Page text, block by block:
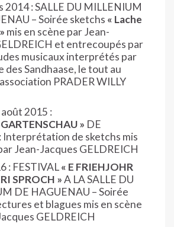
2014 : SALLE DU MILLENIUM
– Soirée sketchs « Lache
mis en scène par Jean-
et entrecoupés par
musicaux interprétés par
des Sandhaase, le tout au
PRADER WILLY
août 2015 :
» DE
Interprétation de sketchs mis
Jean-Jacques GELDREICH
: FESTIVAL« E FRIEHJOHR
SPROCH »A LA SALLE DU
DE HAGUENAU – Soirée
et blagues mis en scène
GELDREICH